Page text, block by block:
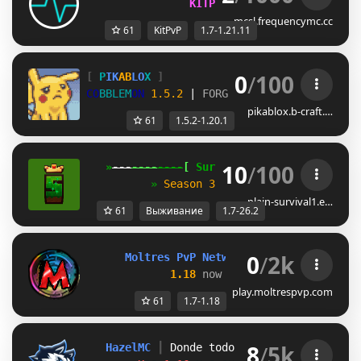
KITPVP AND CHALLENGES
mcsl.frequencymc.cc
61 KitPvP 1.7-1.21.11
[ PIKABL OX
]
COBBL EMON 1.5.2 FORGE 47.2.20 |
0/100
pikablox.b-craft.…
61 1.5.2-1.20.1
»----------- [ Survival ]-------- ---
» Season 3! ✦ 1.7 - 26.2 ✦
10/100
plain-survival1.e…
61 Выживание 1.7-26.2
Moltres PvP Network | 1.7
1.18 now 0/2k
play.moltrespvp.com
61 1.7-1.18
HazelMC Donde todo comenzó
[1.7.x -